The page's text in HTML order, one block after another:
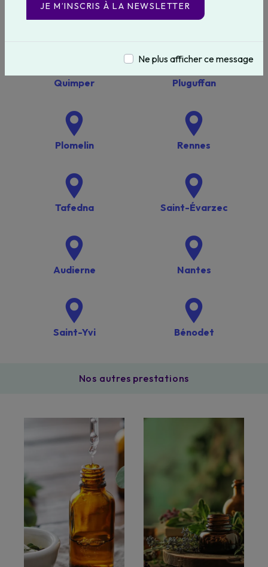
JE M’INSCRIS À LA NEWSLETTER
Ne plus afficher ce message
Pont-l’Abbé Plonéis
Quimper Pluguffan
Plomelin Rennes
Tafedna Saint-Évarzec
Audierne Nantes
Saint-Yvi Bénodet
Nos autres prestations